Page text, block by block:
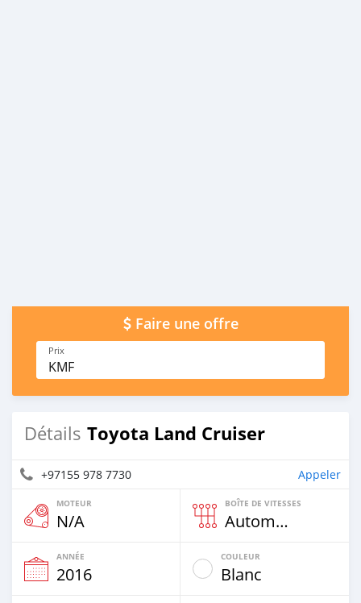
Faire une offre
Prix
KMF
Détails Toyota Land Cruiser
+97155 978 7730 Appeler
MOTEUR
N/A
BOÎTE DE VITESSES
Automatique
ANNÉE
2016
COULEUR
Blanc